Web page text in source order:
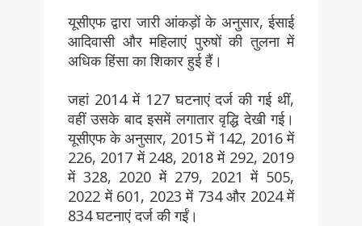
यूसीएफ द्वारा जारी आंकड़ों के अनुसार, ईसाई
आदिवासी और महिलाएं पुरुषों की तुलना में
अधिक हिंसा का शिकार हुई हैं।
जहां 2014 में 127 घटनाएं दर्ज की गई थीं,
वहीं उसके बाद इसमें लगातार वृद्धि देखी गई।
यूसीएफ के अनुसार, 2015 में 142, 2016 में
226, 2017 में 248, 2018 में 292, 2019
में 328, 2020 में 279, 2021 में 505,
2022 में 601, 2023 में 734 और 2024 में
834 घटनाएं दर्ज की गईं।